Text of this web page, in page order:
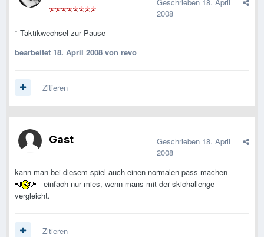
2008
* Taktikwechsel zur Pause
bearbeitet 18. April 2008 von revo
Zitieren
Gast Geschrieben 18. April
2008
kann man bei diesem spiel auch einen normalen pass machen
- einfach nur mies, wenn mans mit der skichallenge
vergleicht.
Zitieren